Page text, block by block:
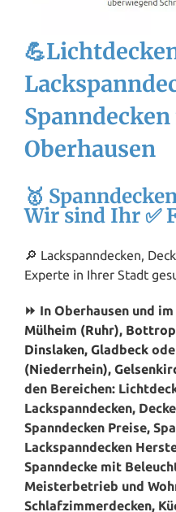
Oberhausen
🥇
Wir sind Ihr ✅
🔎 Lackspanndecken,
Experte in Ihrer Stadt
⏩ In Oberhausen und
Mülheim (Ruhr), Bottrop
Dinslaken, Gladbeck
(Niederrhein),
den Bereichen:
Lackspanndecken,
Spanndecken Preise,
Lackspanndecken
Spanndecke mit
Meisterbetrieb und
Schlafzimmerdecken,